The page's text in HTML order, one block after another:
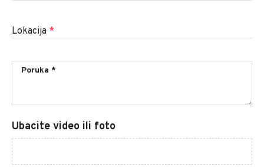
Lokacija *
Ubacite video ili foto